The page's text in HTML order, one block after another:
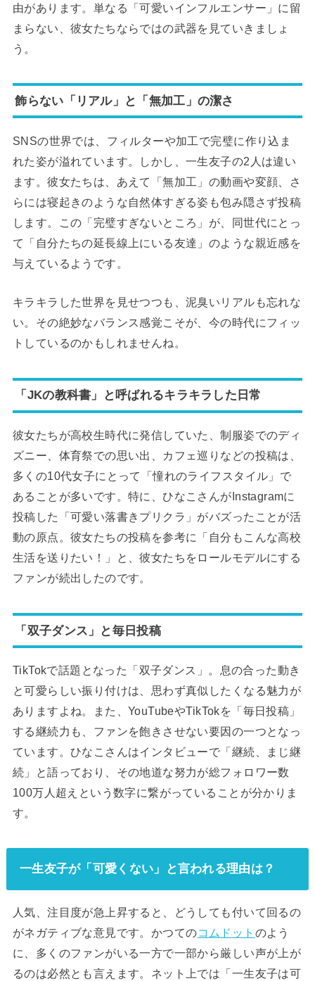
由があります。単なる「可愛いインフルエンサー」に留
まらない、彼女たちならではの武器を見ていきましょ
う。
飾らない「リアル」と「無加工」の潔さ
SNSの世界では、フィルターや加工で完璧に作り込ま
れた姿が溢れています。しかし、一生友子の2人は違い
ます。彼女たちは、あえて「無加工」の動画や変顔、さ
らには寝起きのような自然体すぎる姿も包み隠さず投稿
します。この「完璧すぎないところ」が、同世代にとっ
て「自分たちの延長線上にいる友達」のような親近感を
与えているようです。
キラキラした世界を見せつつも、泥臭いリアルも忘れな
い。その絶妙なバランス感覚こそが、今の時代にフィッ
トしているのかもしれませんね。
「JKの教科書」と呼ばれるキラキラした日常
彼女たちが高校生時代に発信していた、制服姿でのディ
ズニー、体育祭での思い出、カフェ巡りなどの投稿は、
多くの10代女子にとって「憧れのライフスタイル」で
あることが多いです。特に、ひなこさんがInstagramに
投稿した「可愛い落書きプリクラ」がバズったことが活
動の原点。彼女たちの投稿を参考に「自分もこんな高校
生活を送りたい！」と、彼女たちをロールモデルにする
ファンが続出したのです。
「双子ダンス」と毎日投稿
TikTokで話題となった「双子ダンス」。息の合った動き
と可愛らしい振り付けは、思わず真似したくなる魅力が
ありますよね。また、YouTubeやTikTokを「毎日投稿」
する継続力も、ファンを飽きさせない要因の一つとなっ
ています。ひなこさんはインタビューで「継続、まじ継
続」と語っており、その地道な努力が総フォロワー数
100万人超えという数字に繋がっていることが分かりま
す。
一生友子が「可愛くない」と言われる理由は？
人気、注目度が急上昇すると、どうしても付いて回るの
がネガティブな意見です。かつてのコムドット のよう
に、多くのファンがいる一方で一部から厳しい声が上が
るのは必然とも言えます。ネット上では「一生友子は可